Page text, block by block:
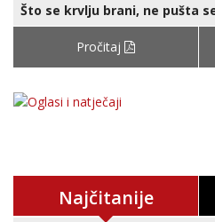
Što se krvlju brani, ne pušta
Pročitaj
Najčitanije